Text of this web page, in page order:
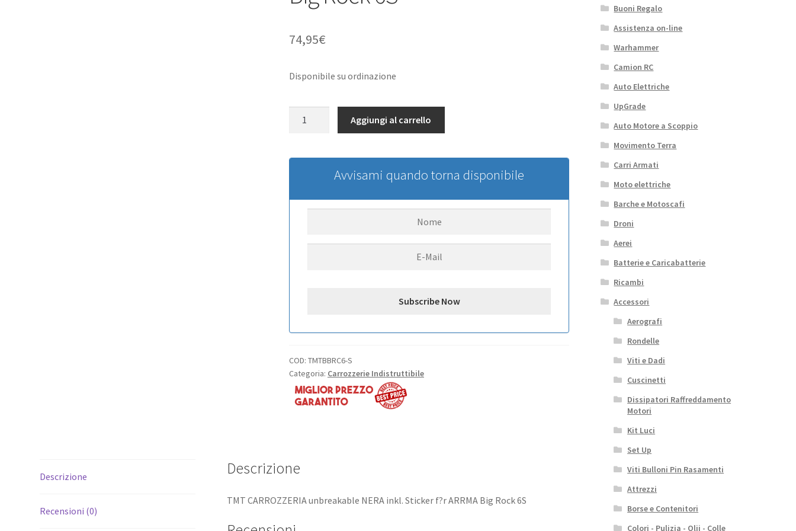
74,95€
Disponibile su ordinazione
unbreakable
Sticker
Aggiungi al carrello
Avvisami quando torna disponibile
COD: TMTBBRC6-S
Categoria: Carrozzerie Indistruttibile
Descrizione
Recensioni (0)
Descrizione
TMT CARROZZERIA unbreakable NERA inkl. Sticker f?r ARRMA Big Rock 6S
Buoni Regalo
Assistenza on-line
Warhammer
Camion RC
Auto Elettriche
UpGrade
Auto Motore a Scoppio
Movimento Terra
Carri Armati
Moto elettriche
Barche e Motoscafi
Droni
Aerei
Batterie e Caricabatterie
Ricambi
Accessori
Aerografi
Rondelle
Viti e Dadi
Cuscinetti
Dissipatori Raffreddamento
Motori
Kit Luci
Set Up
Viti Bulloni Pin Rasamenti
Attrezzi
Borse e Contenitori
Colori - Pulizia - Olii - Colle